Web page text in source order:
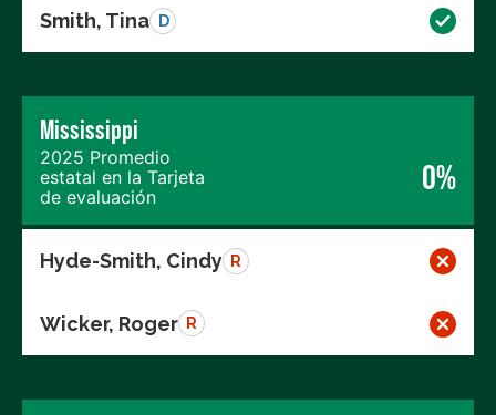
Smith, Tina D
Mississippi
2025 Promedio
estatal en la Tarjeta
de evaluación
0%
Hyde-Smith, Cindy R
Wicker, Roger R